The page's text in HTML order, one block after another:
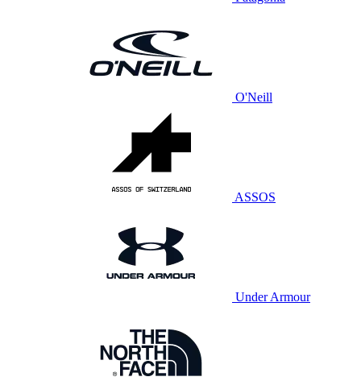
O'Neill
ASSOS
Under Armour